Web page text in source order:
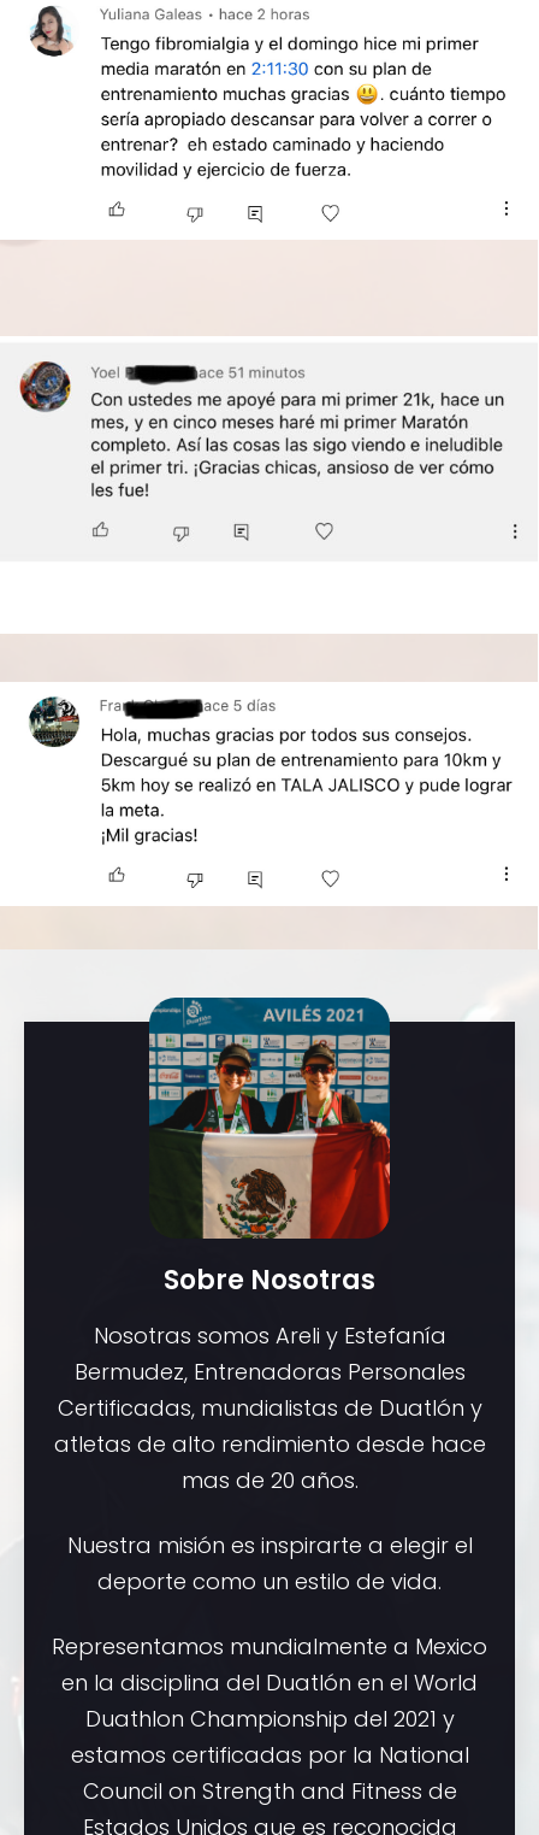
Sobre Nosotras
Nosotras somos Areli y Estefanía
Bermudez, Entrenadoras Personales
Certificadas, mundialistas de Duatlón y
atletas de alto rendimiento desde hace
mas de 20 años.
Nuestra misión es inspirarte a elegir el
deporte como un estilo de vida.
Representamos mundialmente a Mexico
en la disciplina del Duatlón en el World
Duathlon Championship del 2021 y
estamos certificadas por la National
Council on Strength and Fitness de
Estados Unidos que es reconocida